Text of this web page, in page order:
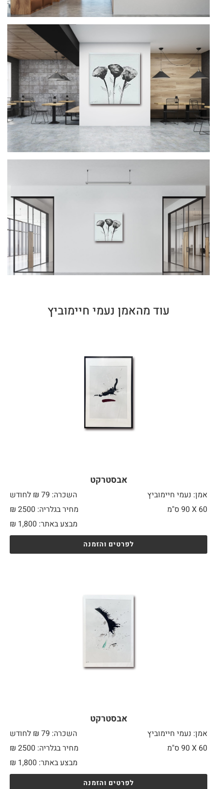
עוד מהאמן נעמי חיימוביץ
אבסטרקט
אמן: נעמי חיימוביץ
השכרה: 79 ₪ לחודש
60 X
מחיר בגלריה: 2500 ₪
מבצע באתר:
₪ 1,800
לפרטים והזמנה
אבסטרקט
אמן: נעמי חיימוביץ
השכרה: 79 ₪ לחודש
60 X
מחיר בגלריה: 2500 ₪
מבצע באתר:
₪ 1,800
לפרטים והזמנה